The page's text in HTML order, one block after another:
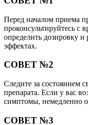
Перед началом приема
проконсультируйтесь с
определить дозировку
эффектах.
СОВЕТ №2
Следите за состоянием
препарата. Если у вас
симптомы, немедленно
СОВЕТ №3